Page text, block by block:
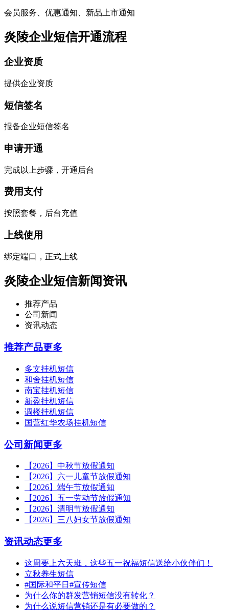
会员服务、优惠通知、新品上市通知
炎陵企业短信开通流程
企业资质
提供企业资质
短信签名
报备企业短信签名
申请开通
完成以上步骤，开通后台
费用支付
按照套餐，后台充值
上线使用
绑定端口，正式上线
炎陵企业短信新闻资讯
推荐产品
公司新闻
资讯动态
推荐产品更多
多文挂机短信
和舍挂机短信
南宝挂机短信
新盈挂机短信
调楼挂机短信
国营红华农场挂机短信
公司新闻更多
【2026】中秋节放假通知
【2026】六一儿童节放假通知
【2026】端午节放假通知
【2026】五一劳动节放假通知
【2026】清明节放假通知
【2026】三八妇女节放假通知
资讯动态更多
这周要上六天班，这些五一祝福短信送给小伙伴们！
立秋养生短信
#国际和平日#宣传短信
为什么你的群发营销短信没有转化？
为什么说短信营销还是有必要做的？